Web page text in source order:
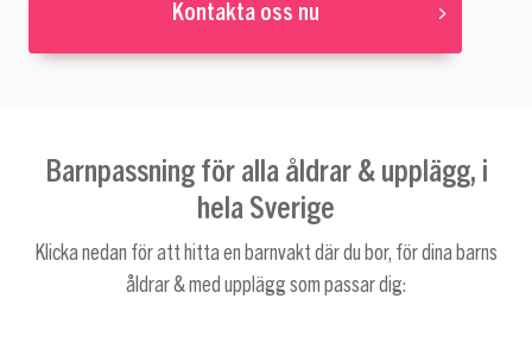
Kontakta oss nu
Barnpassning för alla åldrar & upplägg, i
hela Sverige
Klicka nedan för att hitta en barnvakt där du bor, för dina barns
åldrar & med upplägg som passar dig: